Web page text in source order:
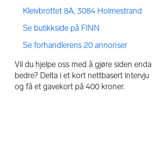
Kleivbrottet 8A, 3084 Holmestrand
Se butikkside på FINN
Se forhandlerens 20 annonser
Vil du hjelpe oss med å gjøre siden enda
bedre? Delta i et kort nettbasert intervju
og få et gavekort på 400 kroner.